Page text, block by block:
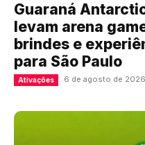
Guaraná
levam arena
brindes e
para São Paulo
Ativações 6 de agosto de 2026